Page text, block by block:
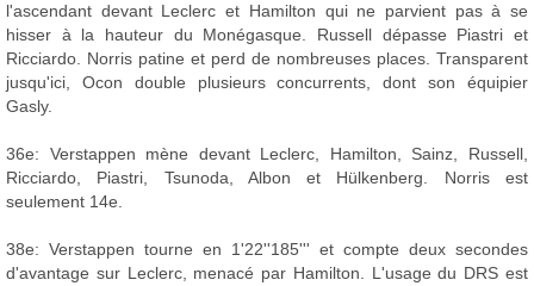
l'ascendant devant Leclerc et Hamilton qui ne parvient pas à se
hisser à la hauteur du Monégasque. Russell dépasse Piastri et
Ricciardo. Norris patine et perd de nombreuses places. Transparent
jusqu'ici, Ocon double plusieurs concurrents, dont son équipier
Gasly.
36e: Verstappen mène devant Leclerc, Hamilton, Sainz, Russell,
Ricciardo, Piastri, Tsunoda, Albon et Hülkenberg. Norris est
seulement 14e.
38e: Verstappen tourne en 1'22''185''' et compte deux secondes
d'avantage sur Leclerc, menacé par Hamilton. L'usage du DRS est